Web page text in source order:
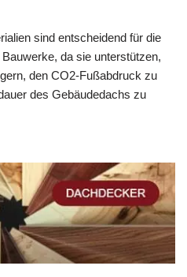
sind entscheidend für die
da sie unterstützen,
den CO2-Fußabdruck zu
des Gebäudedachs zu